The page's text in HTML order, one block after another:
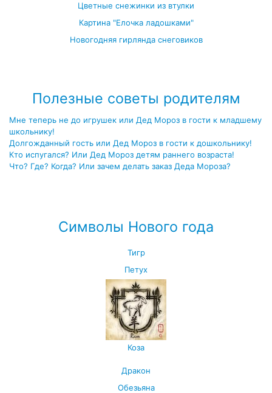
Цветные снежинки из втулки
Картина "Елочка ладошками"
Новогодняя гирлянда снеговиков
Полезные советы родителям
Мне теперь не до игрушек или Дед Мороз в гости к младшему
школьнику!
Долгожданный гость или Дед Мороз в гости к дошкольнику!
Кто испугался? Или Дед Мороз детям раннего возраста!
Что? Где? Когда? Или зачем делать заказ Деда Мороза?
Символы Нового года
Тигр
Петух
Коза
Дракон
Обезьяна